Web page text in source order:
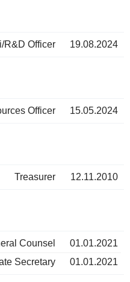
R&D Officer 19.08.2024
Officer 15.05.2024
Treasurer 12.11.2010
Counsel
01.01.2021
Secretary
01.01.2021